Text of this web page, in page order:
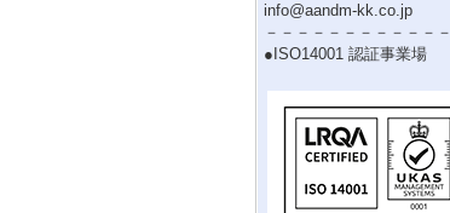
info@aandm-kk.co.jp
－－－－－－－－－－－－
●ISO14001 認証事業場